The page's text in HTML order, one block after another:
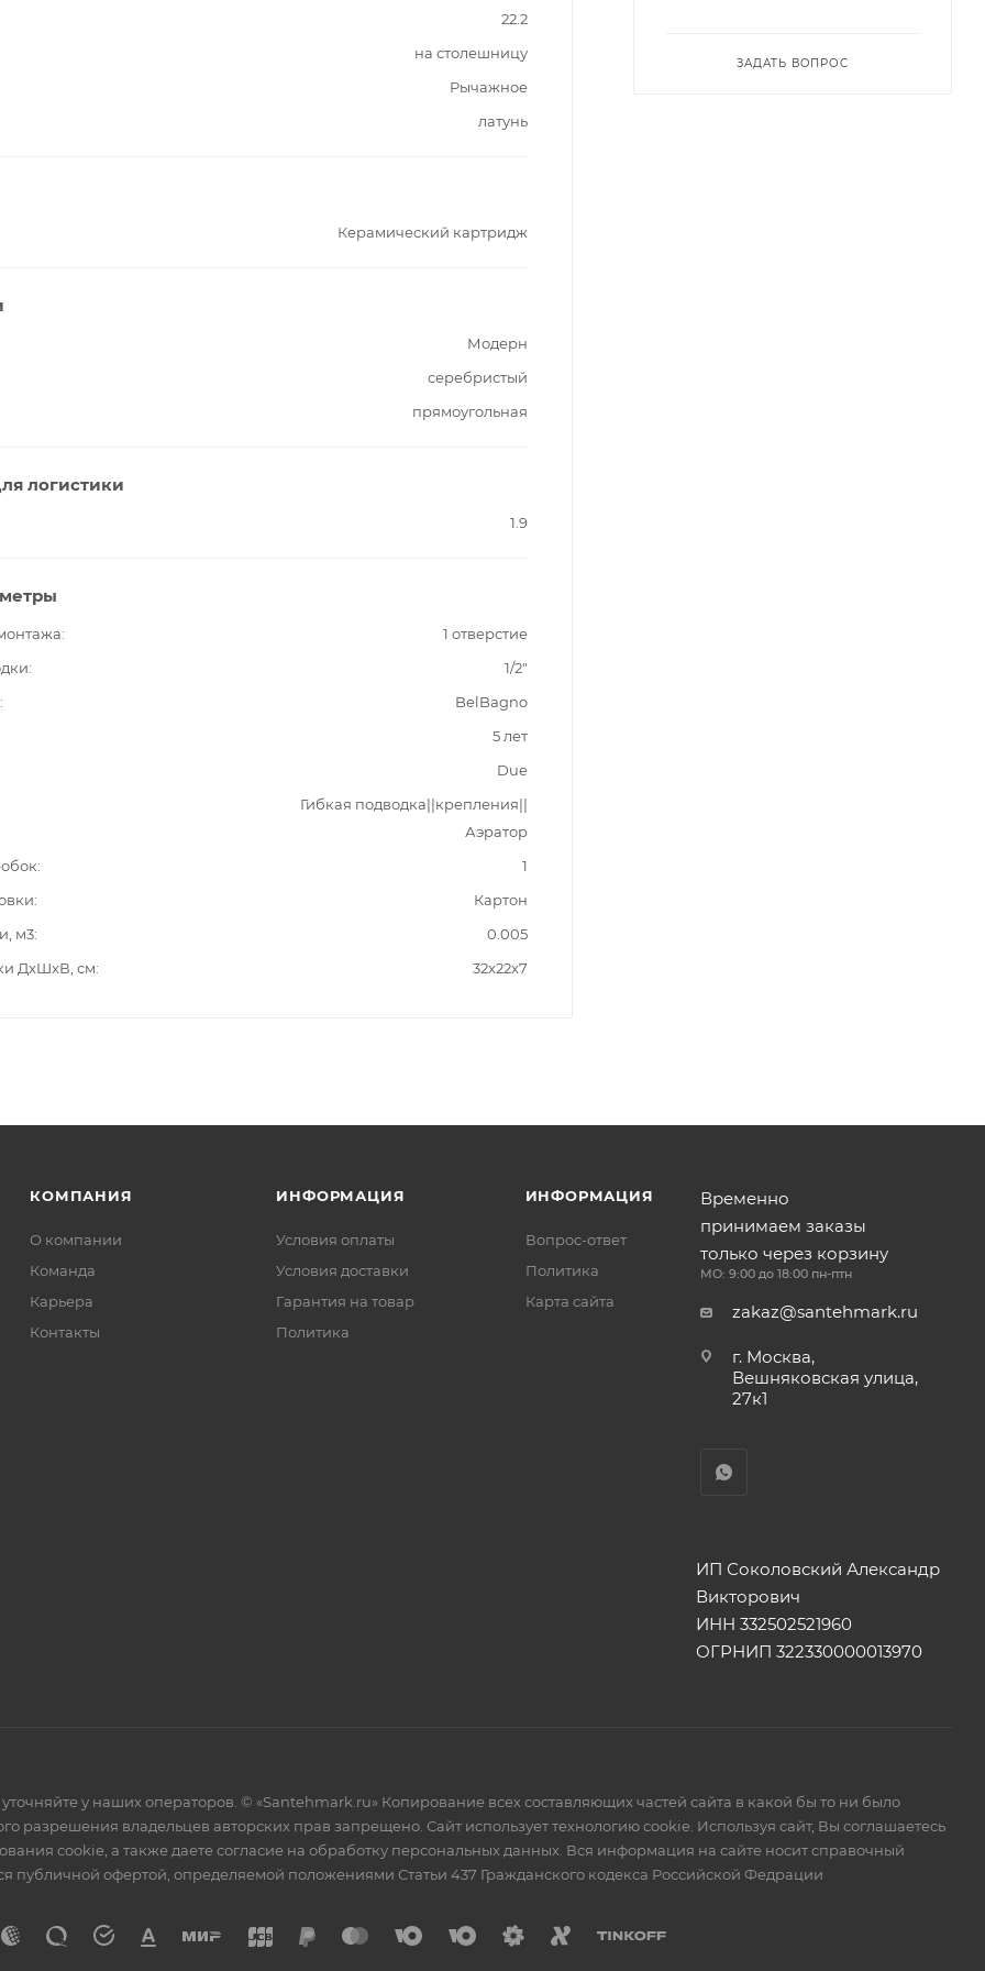
22.2
на столешницу
Рычажное
латунь
Керамический картридж
Модерн
серебристый
прямоугольная
логистики
1.9
1 отверстие
1/2"
BelBagno
5 лет
Due
Гибкая подводка||крепления||
Аэратор
1
Картон
м3
0.005
ДxШxВ, см
32х22х7
ЗАДАТЬ ВОПРОС
КОМПАНИЯ
О компании
Команда
Карьера
Контакты
ИНФОРМАЦИЯ
Условия оплаты
Условия доставки
Гарантия на товар
Политика
ИНФОРМАЦИЯ
Вопрос-ответ
Политика
Карта сайта
Временно
принимаем заказы
только через корзину
МО: 9:00 до 18:00 пн-птн
zakaz@santehmark.ru
г. Москва,
Вешняковская улица,
27к1
ИП Соколовский Александр
Викторович
ИНН 332502521960
ОГРНИП 322330000013970
у наших операторов. © «Santehmark.ru» Копирование всех составляющих частей сайта в какой бы то ни было
разрешения владельцев авторских прав запрещено. Сайт использует технологию cookie. Используя сайт, Вы соглашаетесь
cookie, а также даете согласие на обработку персональных данных. Вся информация на сайте носит справочный
публичной офертой, определяемой положениями Статьи 437 Гражданского кодекса Российской Федрации